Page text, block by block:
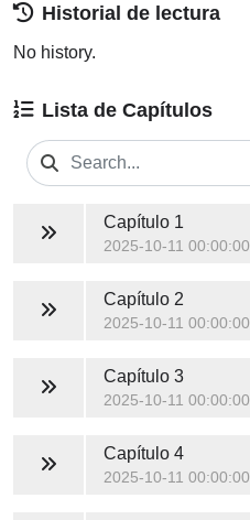
Historial de lectura
No history.
Lista de Capítulos
Capítulo 1
2025-10-11 00:00:00
Capítulo 2
2025-10-11 00:00:00
Capítulo 3
2025-10-11 00:00:00
Capítulo 4
2025-10-11 00:00:00